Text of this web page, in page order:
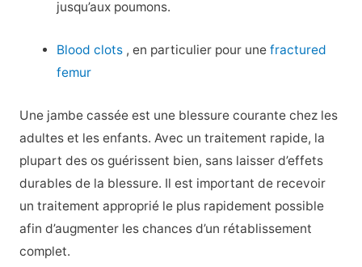
jusqu’aux poumons.
Blood clots , en particulier pour unefractured
femur
Une jambe cassée est une blessure courante chez les
adultes et les enfants. Avec un traitement rapide, la
plupart des os guérissent bien, sans laisser d’effets
durables de la blessure. Il est important de recevoir
un traitement approprié le plus rapidement possible
afin d’augmenter les chances d’un rétablissement
complet.